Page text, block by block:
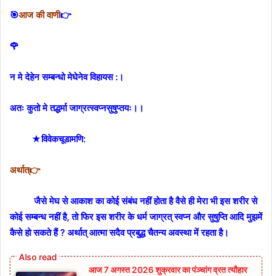
🎯आज की वाणी👉
🌹
न मे देहेन सम्बन्धो मेघेनेव विहायस :।
अतः कुतो मे तद्धर्मा जाग्रत्स्वप्नसुषुप्तयः।।
★विवेकचूडामणि:
अर्थात्👉
जैसे मेघ से आकाश का कोई संबंध नहीं होता है वैसे ही मेरा भी इस शरीर से
कोई सम्बन्ध नहीं है, तो फिर इस शरीर के धर्म जाग्रत् स्वप्न और सुषुप्ति आदि मुझमें
कैसे हो सकते हैं ? अर्थात् आत्मा सदैव प्रबुद्ध चैतन्य अवस्था में रहता है।
आज 7 अगस्त 2026 शुक्रवार का पंञ्चांग व्रत त्यौहार